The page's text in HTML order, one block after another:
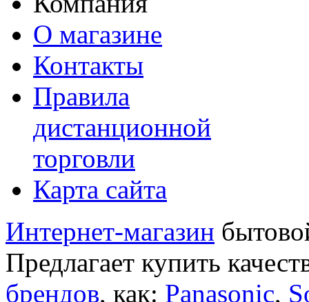
О магазине
Контакты
Правила
дистанционной
торговли
Карта сайта
Интернет-магазин
Предлагает купить
брендов, как: Panasonic,